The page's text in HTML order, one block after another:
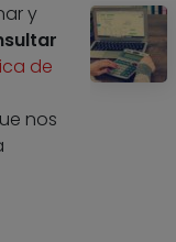
y
de
nos